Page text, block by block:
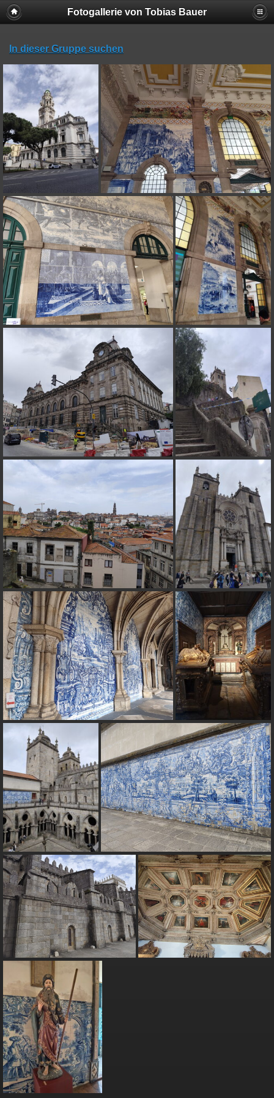
Fotogallerie von Tobias Bauer
In dieser Gruppe suchen